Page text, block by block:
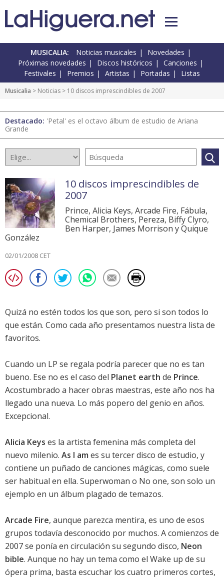
MUSICALIA: Noticias musicales
Novedades
Próximas novedades
Discos históricos
Canciones
Festivales
Premios Artistas Portadas Listas
Musicalia > Noticias > 10 discos imprescindibles de 2007
Destacado: 'Petal' es el octavo álbum de estudio de Ariana
Grande
10 discos imprescindibles de
2007
Prince, Alicia Keys, Arcade Fire, Fábula,
Chemical Brothers, Pereza, Biffy Clyro,
Ben Harper, James Morrison y Quique
González
02/01/2008 CET
Quizá no estén todos los que son, pero si son todos lo
que están. Como cada año presentamos nuestra lista de
favoritos.
Cuando un LP se regala podría parecer que no es tan
bueno. Ese no es el caso del Planet earth de Prince.
Acostumbrado a hacer obras maestras, este año nos ha
llegado una nueva. Lo más popero del genio en años.
Excepcional.
Alicia Keys es la artista femenina más completa del
nuevo milenio. As I am es su tercer disco de estudio, y
contiene un puñado de canciones mágicas, como suele
ser habitual en ella. Superwoman o No one, son solo un
ejemplo en un álbum plagado de temazos.
Arcade Fire, aunque parezca mentira, es uno de esos
grupos todavía desconocido por muchos. A comienzos de
2007 se ponía en circulación su segundo disco, Neon
bible. Aunque no hay un tema como el Wake up de su
ópera prima, basta escuchar los cuatro primeros cortes,